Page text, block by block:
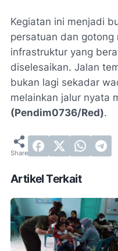
Kegiatan ini menjadi
persatuan dan gotong
infrastruktur yang
diselesaikan. Jalan
bukan lagi sekadar
melainkan jalur nyata
(Pendim0736/Red).
Artikel Terkait